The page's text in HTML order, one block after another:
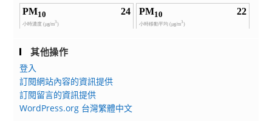
其他操作
登入
訂閱網站內容的資訊提供
訂閱留言的資訊提供
WordPress.org 台灣繁體中文